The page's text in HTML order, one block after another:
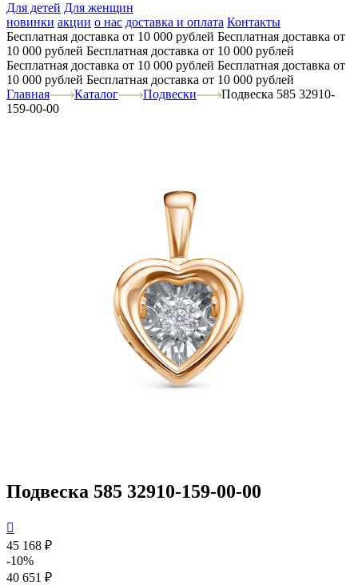
Для детей Для женщин
новинки акции о нас доставка и оплата Контакты
Бесплатная доставка от 10 000 рублей Бесплатная доставка от
10 000 рублей Бесплатная доставка от 10 000 рублей
Бесплатная доставка от 10 000 рублей Бесплатная доставка от
10 000 рублей Бесплатная доставка от 10 000 рублей
Главная
Каталог Подвески
Подвеска 585 32910-
159-00-00
Подвеска 585 32910-159-00-00

45 168 ₽
-10%
40 651 ₽